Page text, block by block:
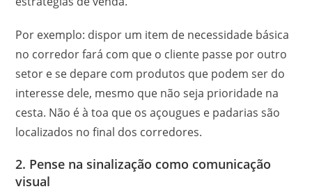
Por exemplo: dispor um item de necessidade básica
no corredor fará com que o cliente passe por outro
setor e se depare com produtos que podem ser do
interesse dele, mesmo que não seja prioridade na
cesta. Não é à toa que os açougues e padarias são
localizados no final dos corredores.
2. Pense na sinalização como comunicação
visual